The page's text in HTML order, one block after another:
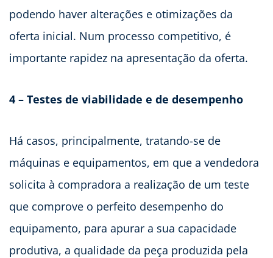
podendo haver alterações e otimizações da
oferta inicial. Num processo competitivo, é
importante rapidez na apresentação da oferta.
4 – Testes de viabilidade e de desempenho
Há casos, principalmente, tratando-se de
máquinas e equipamentos, em que a vendedora
solicita à compradora a realização de um teste
que comprove o perfeito desempenho do
equipamento, para apurar a sua capacidade
produtiva, a qualidade da peça produzida pela